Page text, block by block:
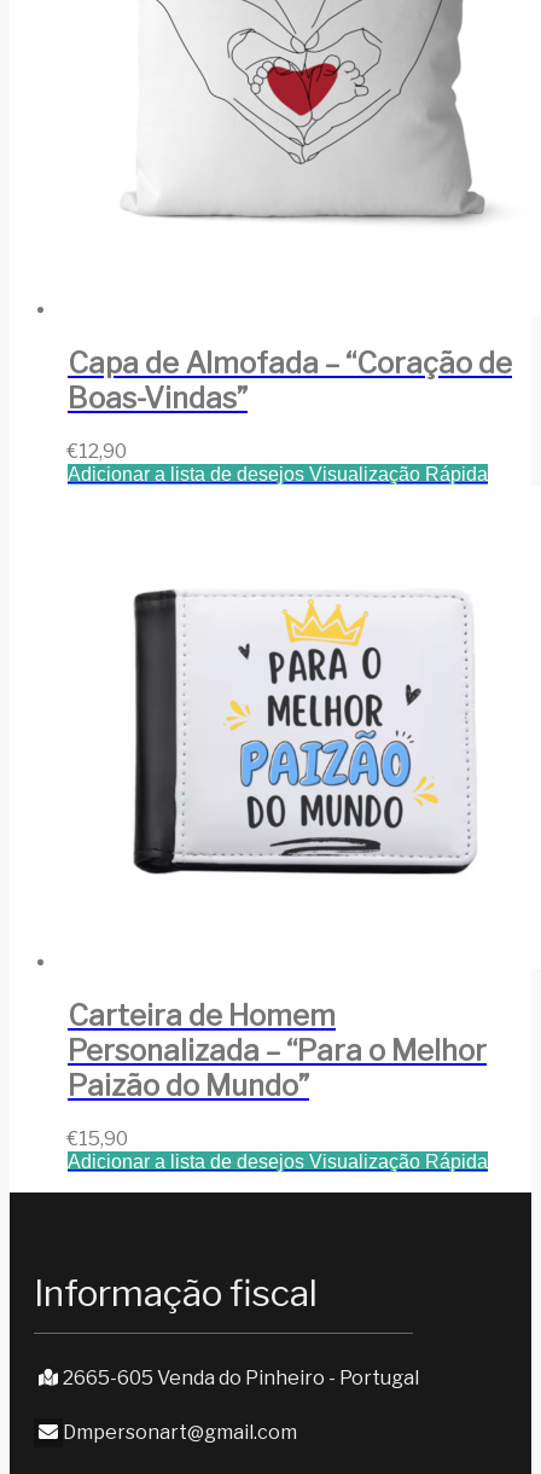
Capa de Almofada – “Coração de
Boas-Vindas”
€12,90
Adicionar a lista de desejos Visualização Rápida
Carteira de Homem
Personalizada – “Para o Melhor
Paizão do Mundo”
€15,90
Adicionar a lista de desejos Visualização Rápida
Informação fiscal
2665-605 Venda do Pinheiro - Portugal
Dmpersonart@gmail.com